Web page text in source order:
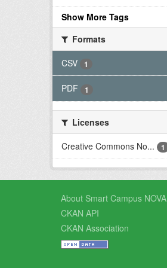
Show More Tags
Formats
CSV
1
PDF 1
Licenses
Creative Commons No...
1
About Smart Campus NOVA
CKAN API
CKAN Association